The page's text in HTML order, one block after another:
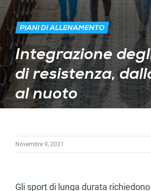
PIANI DI ALLENAMENTO
Integrazione
di resistenza,
al nuoto
Novembre 9, 2021
Gli sport di lunga durata